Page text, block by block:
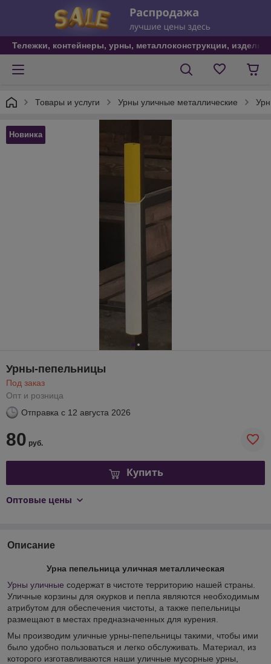
Тележки, контейнеры, урны, металлоконструкции,
Товары и услуги Урны уличные металлические
Новинка
Урны-пепельницы
Под заказ
Опт и розница
Отправка с 12 августа 2026
80 руб.
Купить
Оптовые цены
Описание
Урна пепельница уличная металлическая
Урны уличные содержат в чистоте территорию нашей страны.
Уличные корзины для окурков и пепла являются необходимым
атрибутом для обеспечения чистоты, а также пепельницы
размещают в местах предназначенных для курения.
Мы производим уличные урны-пепельницы такими, чтобы ими
было удобно пользоваться и легко обслуживать. Материал, из
которого изготавливаются наши уличные мусорные урны,